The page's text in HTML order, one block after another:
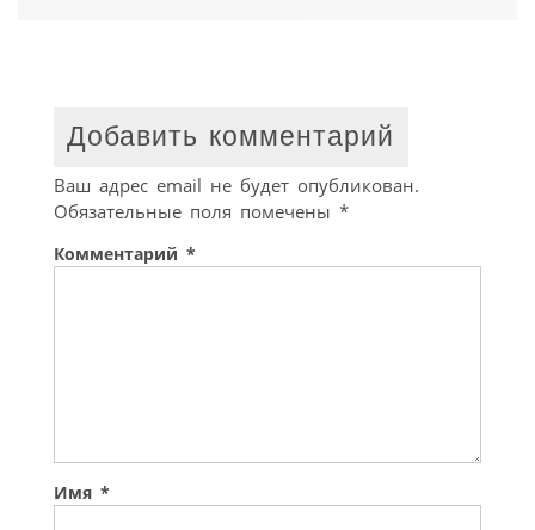
Добавить комментарий
Ваш адрес email не будет опубликован.
Обязательные поля помечены *
Комментарий *
Имя *